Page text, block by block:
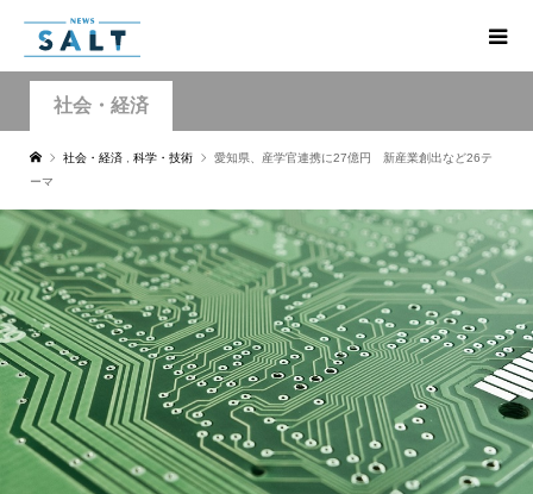
社会・経済
社会・経済 科学・技術
愛知県、産学官連携に27億円 新産業創出など26テ
ーマ